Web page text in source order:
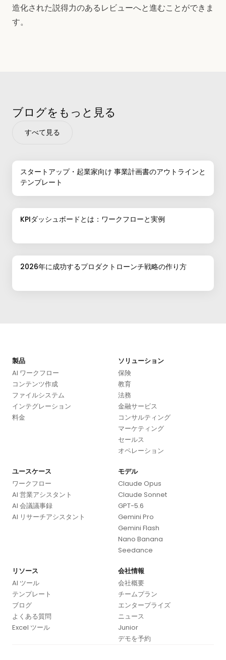
造化された説得力のあるレビューへと進むことができま
す。
ブログをもっと見る
すべて見る
スタートアップ・起業家向け 事業計画書のアウトラインと
テンプレート
KPIダッシュボードとは：ワークフローと実例
2026年に成功するプロダクトローンチ戦略の作り方
製品
AI ワークフロー
コンテンツ作成
ファイルシステム
インテグレーション
料金
ソリューション
保険
教育
法務
金融サービス
コンサルティング
マーケティング
セールス
オペレーション
ユースケース
ワークフロー
AI 営業アシスタント
AI 会議議事録
AI リサーチアシスタント
モデル
Claude Opus
Claude Sonnet
GPT-5.6
Gemini Pro
Gemini Flash
Nano Banana
Seedance
リソース
AI ツール
テンプレート
ブログ
よくある質問
Excel ツール
会社情報
会社概要
チームプラン
エンタープライズ
ニュース
Junior
デモを予約